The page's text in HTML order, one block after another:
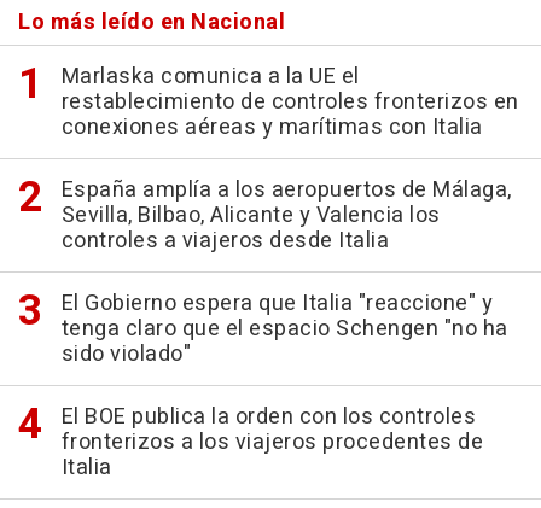
Lo más leído en Nacional
Marlaska comunica a la UE el
restablecimiento de controles fronterizos en
conexiones aéreas y marítimas con Italia
España amplía a los aeropuertos de Málaga,
Sevilla, Bilbao, Alicante y Valencia los
controles a viajeros desde Italia
El Gobierno espera que Italia "reaccione" y
tenga claro que el espacio Schengen "no ha
sido violado"
El BOE publica la orden con los controles
fronterizos a los viajeros procedentes de
Italia